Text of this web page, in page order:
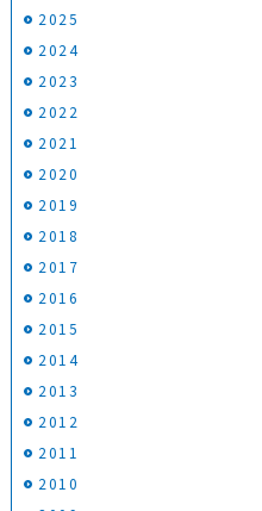
2025
2024
2023
2022
2021
2020
2019
2018
2017
2016
2015
2014
2013
2012
2011
2010